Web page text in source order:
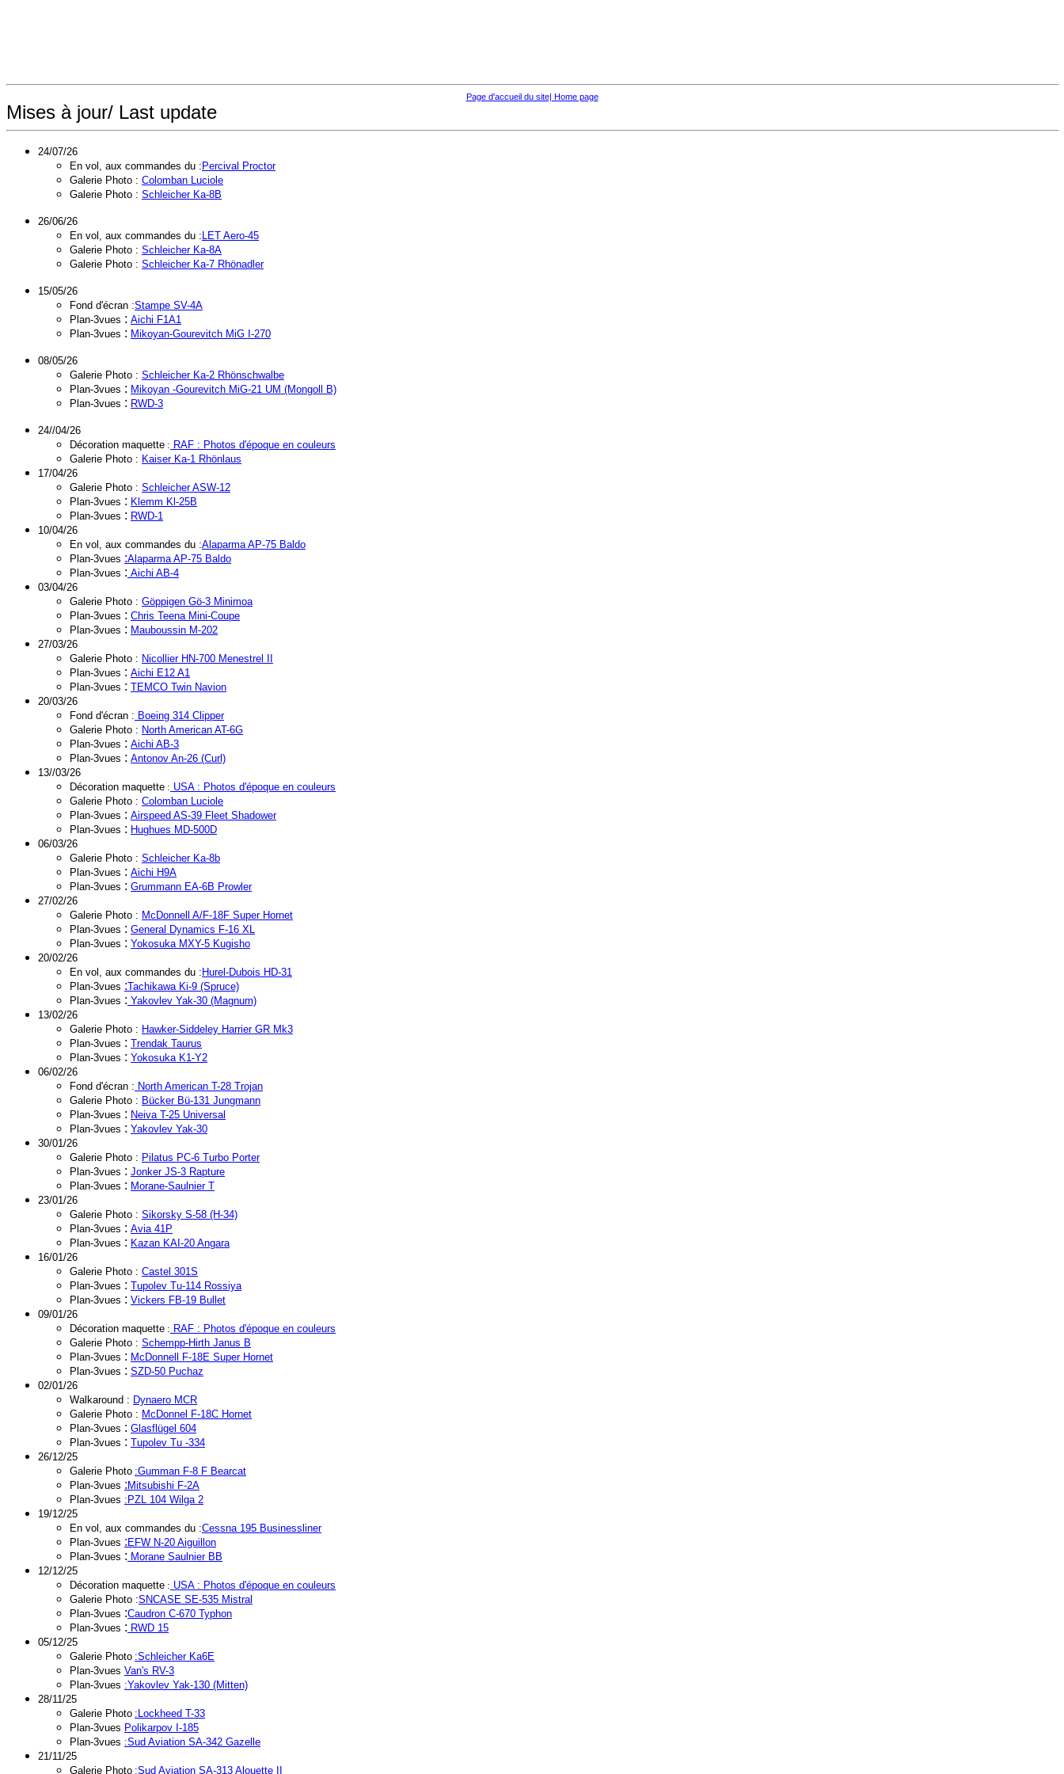
Page d'accueil du site| Home page
Mises à jour/ Last update
24/07/26
En vol, aux commandes du : Percival Proctor
Galerie Photo : Colomban Luciole
Galerie Photo : Schleicher Ka-8B
26/06/26
En vol, aux commandes du : LET Aero-45
Galerie Photo : Schleicher Ka-8A
Galerie Photo : Schleicher Ka-7 Rhönadler
15/05/26
Fond d'écran :Stampe SV-4A
Plan-3vues : Aichi F1A1
Plan-3vues : Mikoyan-Gourevitch MiG I-270
08/05/26
Galerie Photo : Schleicher Ka-2 Rhönschwalbe
Plan-3vues : Mikoyan -Gourevitch MiG-21 UM (Mongoll B)
Plan-3vues : RWD-3
24//04/26
Décoration maquette : RAF : Photos d'époque en couleurs
Galerie Photo : Kaiser Ka-1 Rhönlaus
17/04/26
Galerie Photo : Schleicher ASW-12
Plan-3vues : Klemm Kl-25B
Plan-3vues : RWD-1
10/04/26
En vol, aux commandes du :Alaparma AP-75 Baldo
Plan-3vues :Alaparma AP-75 Baldo
Plan-3vues : Aichi AB-4
03/04/26
Galerie Photo : Göppigen Gö-3 Minimoa
Plan-3vues : Chris Teena Mini-Coupe
Plan-3vues : Mauboussin M-202
27/03/26
Galerie Photo : Nicollier HN-700 Menestrel II
Plan-3vues : Aichi E12 A1
Plan-3vues : TEMCO Twin Navion
20/03/26
Fond d'écran : Boeing 314 Clipper
Galerie Photo : North American AT-6G
Plan-3vues : Aichi AB-3
Plan-3vues : Antonov An-26 (Curl)
13//03/26
Décoration maquette : USA: Photos d'époque en couleurs
Galerie Photo : Colomban Luciole
Plan-3vues : Airspeed AS-39 Fleet Shadower
Plan-3vues : Hughues MD-500D
06/03/26
Galerie Photo : Schleicher Ka-8b
Plan-3vues : Aichi H9A
Plan-3vues : Grummann EA-6B Prowler
27/02/26
Galerie Photo : McDonnell A/F-18F Super Hornet
Plan-3vues : General Dynamics F-16 XL
Plan-3vues : Yokosuka MXY-5 Kugisho
20/02/26
En vol, aux commandes du : Hurel-Dubois HD-31
Plan-3vues :Tachikawa Ki-9 (Spruce)
Plan-3vues : Yakovlev Yak-30 (Magnum)
13/02/26
Galerie Photo : Hawker-Siddeley Harrier GR Mk3
Plan-3vues : Trendak Taurus
Plan-3vues : Yokosuka K1-Y2
06/02/26
Fond d'écran : North American T-28 Trojan
Galerie Photo : Bücker Bü-131 Jungmann
Plan-3vues : Neiva T-25 Universal
Plan-3vues : Yakovlev Yak-30
30/01/26
Galerie Photo : Pilatus PC-6 Turbo Porter
Plan-3vues : Jonker JS-3 Rapture
Plan-3vues : Morane-Saulnier T
23/01/26
Galerie Photo : Sikorsky S-58 (H-34)
Plan-3vues : Avia 41P
Plan-3vues : Kazan KAI-20 Angara
16/01/26
Galerie Photo : Castel 301S
Plan-3vues : Tupolev Tu-114 Rossiya
Plan-3vues : Vickers FB-19 Bullet
09/01/26
Décoration maquette : RAF : Photos d'époque en couleurs
Galerie Photo : Schempp-Hirth Janus B
Plan-3vues : McDonnell F-18E Super Hornet
Plan-3vues : SZD-50 Puchaz
02/01/26
Walkaround : Dynaero MCR
Galerie Photo : McDonnel F-18C Hornet
Plan-3vues : Glasflügel 604
Plan-3vues : Tupolev Tu -334
26/12/25
Galerie Photo :Gumman F-8 F Bearcat
Plan-3vues : Mitsubishi F-2A
Plan-3vues :PZL 104 Wilga 2
19/12/25
En vol, aux commandes du :Cessna 195 Businessliner
Plan-3vues : EFW N-20 Aiguillon
Plan-3vues : Morane Saulnier BB
12/12/25
Décoration maquette : USA: Photos d'époque en couleurs
Galerie Photo :SNCASE SE-535 Mistral
Plan-3vues :Caudron C-670 Typhon
Plan-3vues : RWD 15
05/12/25
Galerie Photo :Schleicher Ka6E
Plan-3vues Van's RV-3
Plan-3vues :Yakovlev Yak-130 (Mitten)
28/11/25
Galerie Photo :Lockheed T-33
Plan-3vues Polikarpov I-185
Plan-3vues :Sud Aviation SA-342 Gazelle
21/11/25
Galerie Photo :Sud Aviation SA-313 Alouette II